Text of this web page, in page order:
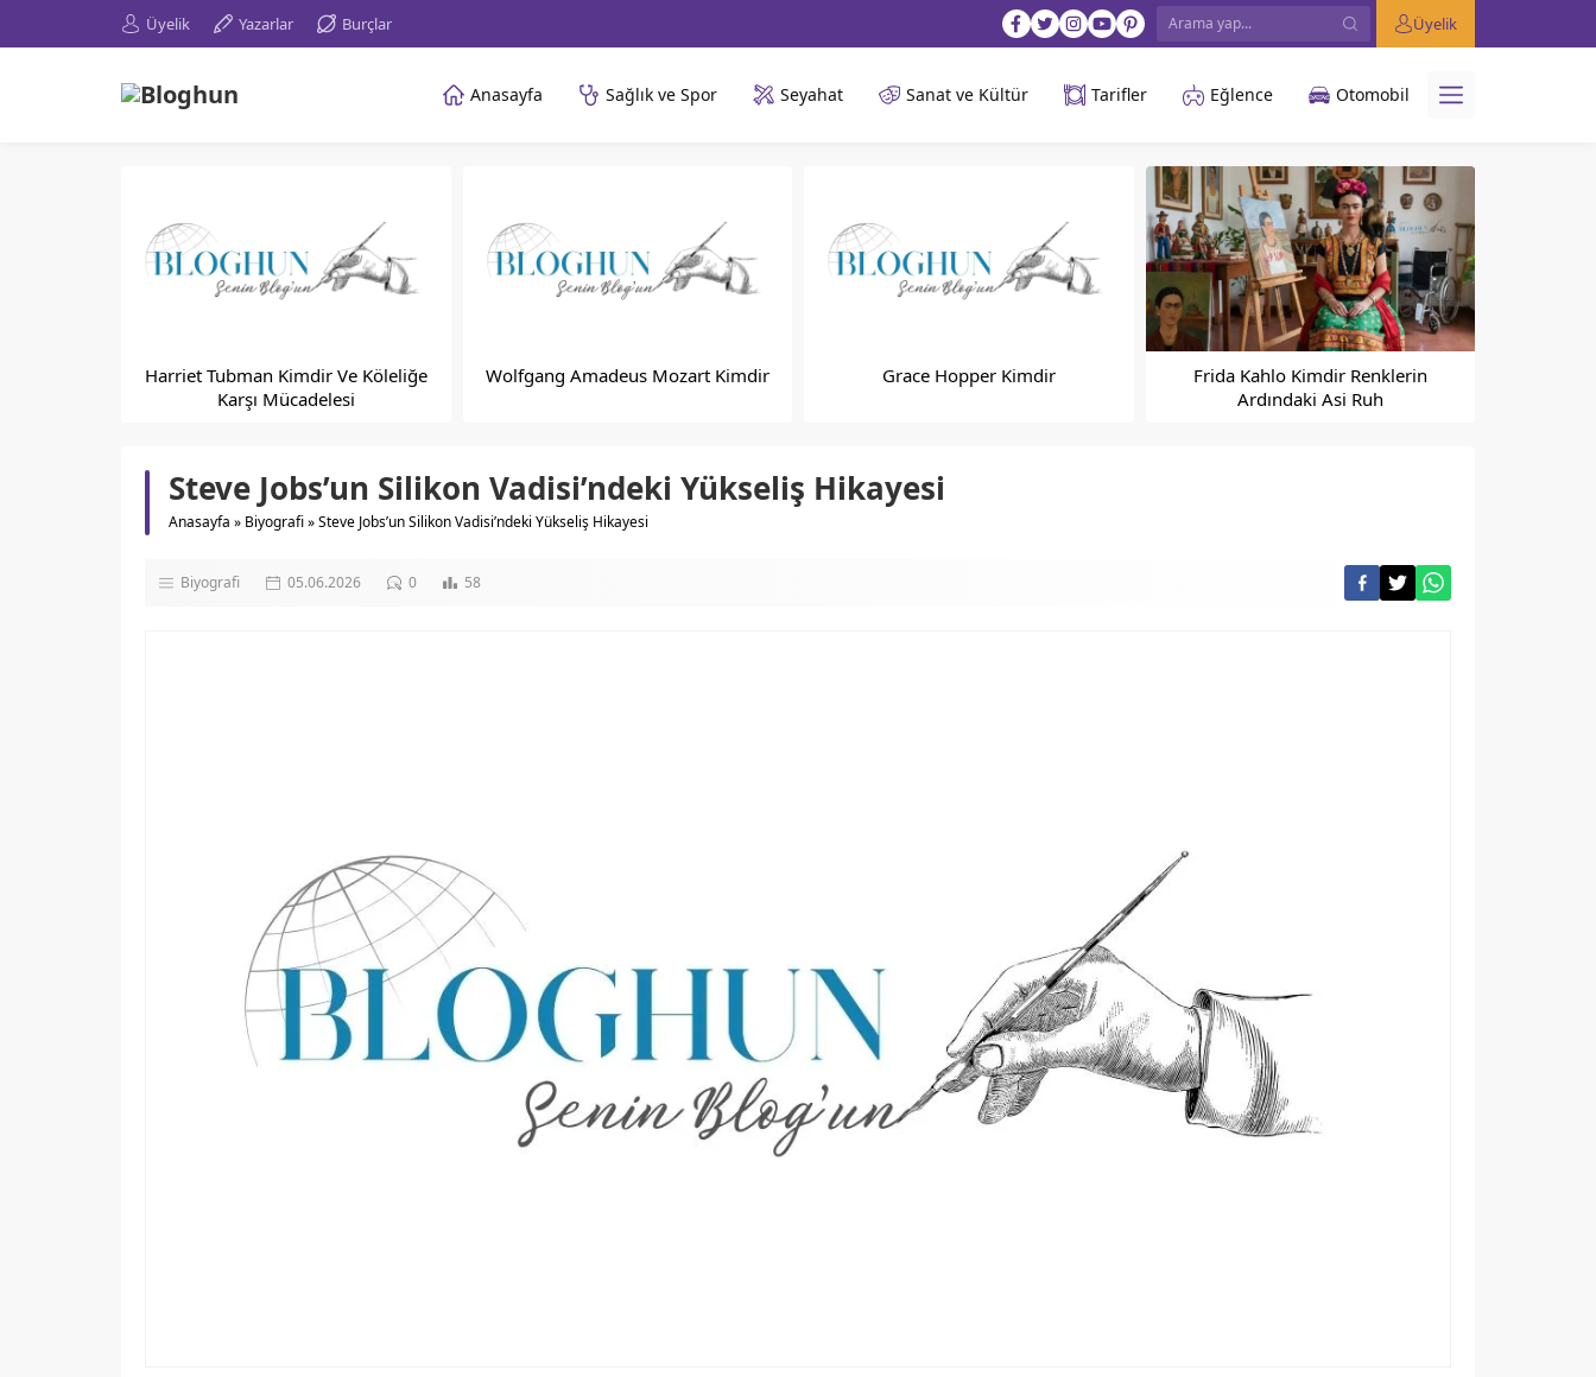
Üyelik Yazarlar Burçlar Üyelik
Anasayfa Sağlık ve Spor Seyahat Sanat ve Kültür Tarifler Eğlence Otomobil
Harriet Tubman Kimdir Ve Köleliğe
Karşı Mücadelesi
Wolfgang Amadeus Mozart Kimdir Grace Hopper Kimdir
Frida Kahlo Kimdir Renklerin
Ardındaki Asi Ruh
Steve Jobs’un Silikon Vadisi’ndeki Yükseliş Hikayesi
Anasayfa » Biyografi»Steve Jobs’un Silikon Vadisi’ndeki Yükseliş Hikayesi
Biyografi 05.06.2026 0 58